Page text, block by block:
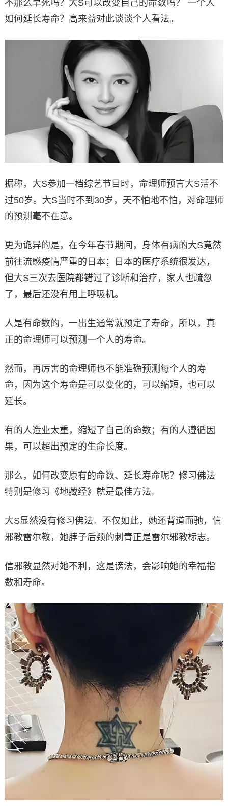
不那么早死吗？大S可以改变自己的命数吗？ 一个人
如何延长寿命？高来益对此谈谈个人看法。
据称，大S参加一档综艺节目时，命理师预言大S活不
过50岁。大S当时不到30岁，天不怕地不怕，对命理师
的预测毫不在意。
更为诡异的是，在今年春节期间，身体有病的大S竟然
前往流感疫情严重的日本；日本的医疗系统很发达，
但大S三次去医院都错过了诊断和治疗，家人也疏忽
了，最后还没有用上呼吸机。
人是有命数的，一出生通常就预定了寿命，所以，真
正的命理师可以预测一个人的寿命。
然而，再厉害的命理师也不能准确预测每个人的寿
命，因为这个寿命是可以变化的，可以缩短，也可以
延长。
有的人造业太重，缩短了自己的命数；有的人遵循因
果，可以超出预定的生命长度。
那么，如何改变原有的命数、延长寿命呢？修习佛法
特别是修习《地藏经》就是最佳方法。
大S显然没有修习佛法。不仅如此，她还背道而驰，信
邪教雷尔教，她脖子后颈的刺青正是雷尔邪教标志。
信邪教显然对她不利，这是谤法，会影响她的幸福指
数和寿命。